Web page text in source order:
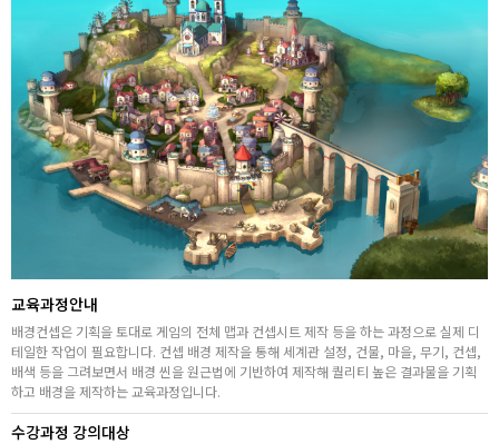
취업패키지
취업지원센터
고객상담센터
아카데미소개
교육과정안내
배경컨셉은 기획을 토대로 게임의 전체 맵과 컨셉시트 제작 등을 하는 과정으로 실제 디
테일한 작업이 필요합니다. 컨셉 배경 제작을 통해 세계관 설정, 건물, 마을, 무기, 컨셉,
배색 등을 그려보면서 배경 씬을 원근법에 기반하여 제작해 퀄리티 높은 결과물을 기획
하고 배경을 제작하는 교육과정입니다.
수강과정 강의대상